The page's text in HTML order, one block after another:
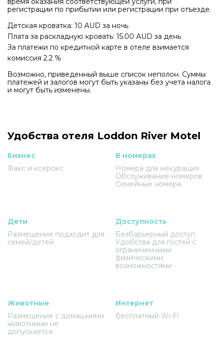
регистрации по прибытии или регистрации при отъезде.
Детская кроватка: 10 AUD за ночь
Плата за раскладную кровать: 15.00 AUD за день
За платежи по кредитной карте в отеле взимается
комиссия 2.2 %
Возможно, приведенный выше список неполон. Суммы
платежей и залогов могут быть указаны без учета налога
и могут быть изменены.
Удобства отеля Loddon River Motel
Бизнес
Факс и ксерокс
В номерах
Номера для некурящих
Обслуживание номеров
Семейные номера
Дети
Размещение подходит для
семей/детей
Доступность
Безбарьерный доступ
Удобства для гостей с
ограниченными
физическими
возможностями
Животные
Размещение с домашними
животными не
допускается
Интернет
Бесплатный Wi-Fi